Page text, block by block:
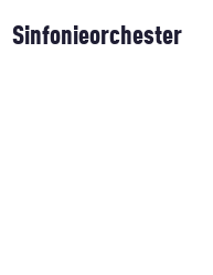
Sinfonieorchester